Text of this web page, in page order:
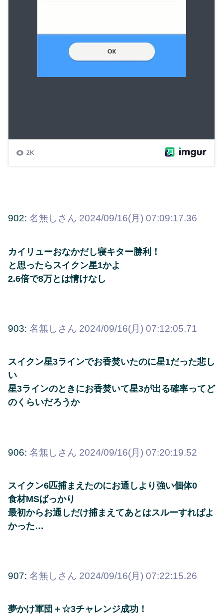
902: 名無しさん 2024/09/16(月) 07:09:17.36
カイリューおなかだし寝キター勝利！
と思ったらスイクン星1かよ
2.6倍で8万とは情けなし
903: 名無しさん 2024/09/16(月) 07:12:05.71
スイクン星3ラインでお香焚いたのに星1だった悲し
い
星3ラインのときにお香焚いて星3が出る確率ってど
のくらいだろうか
906: 名無しさん 2024/09/16(月) 07:20:19.52
スイクン6匹捕まえたのにお通しより強い個体0
食材MSばっかり
最初からお通しだけ捕まえてあとはスルーすればよ
かった…
907: 名無しさん 2024/09/16(月) 07:22:15.26
夢かけ軍団＋☆3チャレンジ成功！